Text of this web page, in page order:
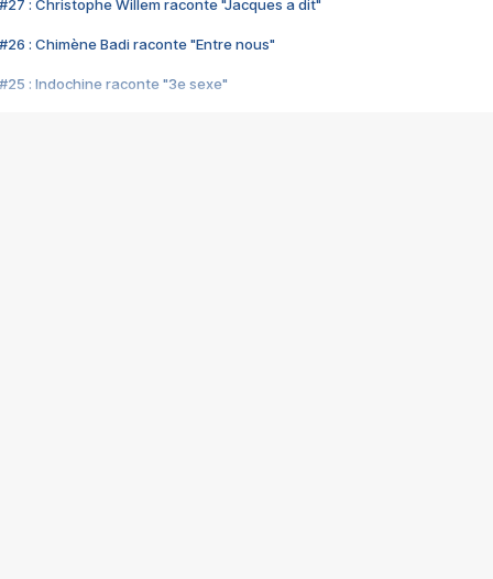
#27 : Christophe Willem raconte "Jacques a dit"
#26 : Chimène Badi raconte "Entre nous"
#25 : Indochine raconte "3e sexe"